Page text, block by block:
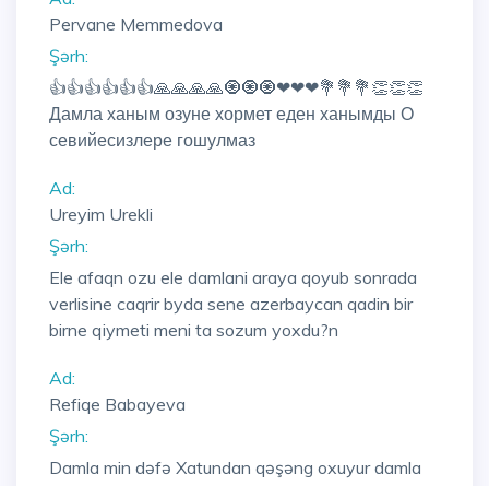
Pervane Memmedova
Şərh:
👍👍👍👍👍👍🙏🙏🙏🙏🧿🧿🧿❤❤❤💐💐💐👏👏👏
Дамла ханым озуне хормет еден ханымды О
севийесизлере гошулмаз
Ad:
Ureyim Urekli
Şərh:
Ele afaqn ozu ele damlani araya qoyub sonrada
verlisine caqrir byda sene azerbaycan qadin bir
birne qiymeti meni ta sozum yoxdu?n
Ad:
Refiqe Babayeva
Şərh:
Damla min dəfə Xatundan qəşəng oxuyur damla